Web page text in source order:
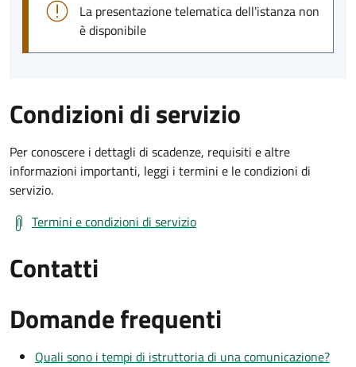
La presentazione telematica dell'istanza non
è disponibile
Condizioni di servizio
Per conoscere i dettagli di scadenze, requisiti e altre
informazioni importanti, leggi i termini e le condizioni di
servizio.
Termini e condizioni di servizio
Contatti
Domande frequenti
Quali sono i tempi di istruttoria di una comunicazione?